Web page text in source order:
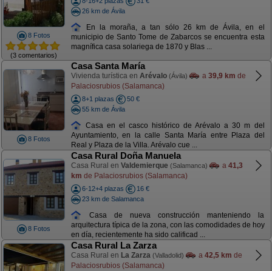
8 Fotos
(3 comentarios)
26 km de Ávila
En la moraña, a tan sólo 26 km de Ávila, en el
municipio de Santo Tome de Zabarcos se encuentra esta
magnífica casa solariega de 1870 y Blas ...
8 Fotos
Casa Santa María
Vivienda turística en Arévalo (Ávila) a 39,9 km de
Palaciosrubios (Salamanca)
8+1 plazas
50 €
55 km de Ávila
Casa en el casco histórico de Arévalo a 30 m del
Ayuntamiento, en la calle Santa María entre Plaza del
Real y Plaza de la Villa. Arévalo cue ...
8 Fotos
Casa Rural Doña Manuela
Casa Rural en Valdemierque (Salamanca) a 41,3
km de Palaciosrubios (Salamanca)
6-12+4 plazas
16 €
23 km de Salamanca
Casa de nueva construcción manteniendo la
arquitectura típica de la zona, con las comodidades de hoy
en día, recientemente ha sido calificad ...
Casa Rural La Zarza
Casa Rural en La Zarza (Valladolid) a 42,5 km de
Palaciosrubios (Salamanca)